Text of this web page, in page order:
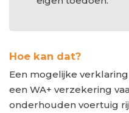
Hoe kan dat?
Een mogelijke
een WA+ verzekering
onderhouden voertuig